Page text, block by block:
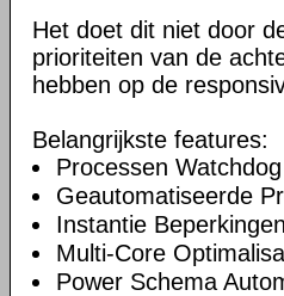
Het doet dit niet door
prioriteiten van de
hebben op de
Belangrijkste features:
Processen Watchdog
Geautomatiseerde
Instantie Beperkingen
Multi-Core
Power Schema